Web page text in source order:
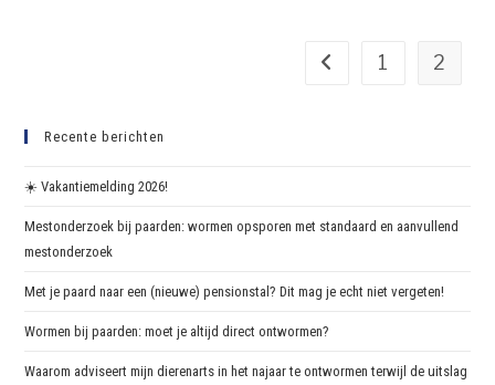
1 2
Recente berichten
☀️ Vakantiemelding 2026!
Mestonderzoek bij paarden: wormen opsporen met standaard en aanvullend
mestonderzoek
Met je paard naar een (nieuwe) pensionstal? Dit mag je echt niet vergeten!
Wormen bij paarden: moet je altijd direct ontwormen?
Waarom adviseert mijn dierenarts in het najaar te ontwormen terwijl de uitslag